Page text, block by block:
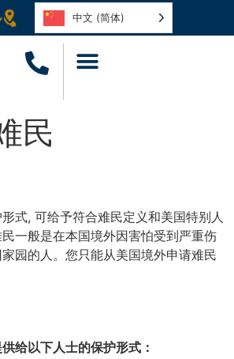
中文 (简体)
民
式, 可给予符合难民定义和美国特别人
一般是在本国境外因害怕受到严重伤
园的人。您只能从美国境外申请难民
给以下人士的保护形式：